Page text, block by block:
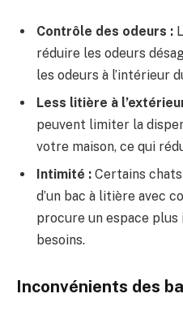
Contrôle des odeurs :
réduire les odeurs
les odeurs à l’intérieur
Less litière à
peuvent limiter la
votre maison, ce qui
Intimité : Certains
d’un bac à litière avec
procure un espace
besoins.
Inconvénients des